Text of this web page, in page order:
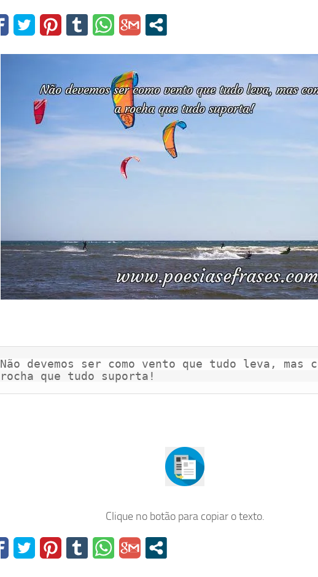
Não devemos ser como vento que tudo leva, mas
rocha que tudo suporta!
Clique no botão para copiar o texto.